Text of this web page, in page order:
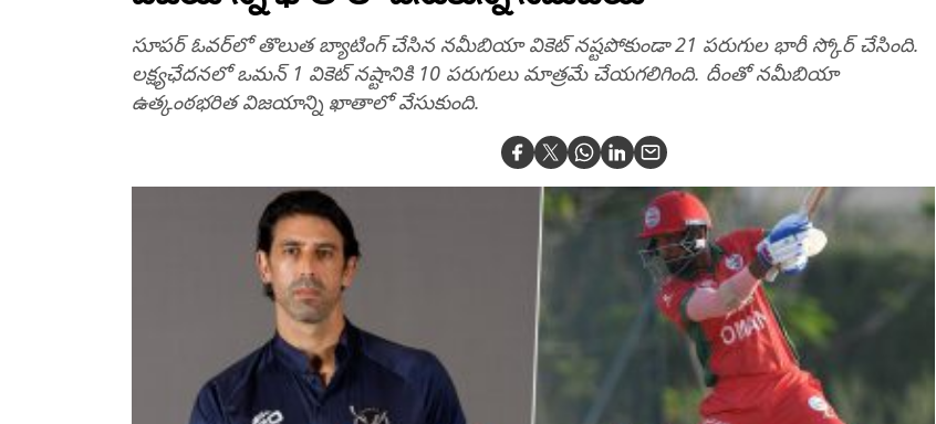
సూప‌ర్ ఓవ‌ర్‌లో తొలుత బ్యాటింగ్ చేసిన న‌మీబియా వికెట్ న‌ష్ట‌పోకుండా 21 ప‌రుగుల భారీ స్కోర్ చేసింది.
ల‌క్ష్య‌ఛేద‌న‌లో ఒమ‌న్ 1 వికెట్ న‌ష్టానికి 10 పరుగులు మాత్ర‌మే చేయగలిగింది. దీంతో నమీబియా
ఉత్కంఠభరిత విజయాన్ని ఖాతాలో వేసుకుంది.